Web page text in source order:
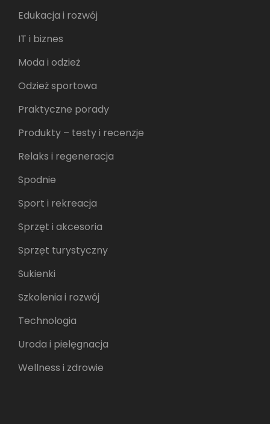
Edukacja i rozwój
IT i biznes
Moda i odzież
Odzież sportowa
Praktyczne porady
Produkty – testy i recenzje
Relaks i regeneracja
Spodnie
Sport i rekreacja
Sprzęt i akcesoria
Sprzęt turystyczny
Sukienki
Szkolenia i rozwój
Technologia
Uroda i pielęgnacja
Wellness i zdrowie